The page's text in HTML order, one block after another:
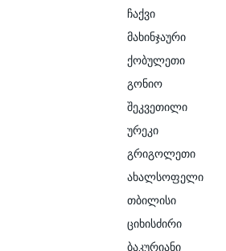
ჩაქვი
მახინჯაური
ქობულეთი
გონიო
შეკვეთილი
ურეკი
გრიგოლეთი
ახალსოფელი
თბილისი
ციხისძირი
ბაკურიანი